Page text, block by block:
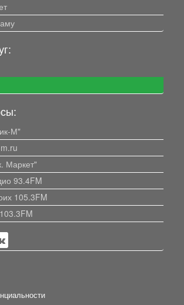
М"
Маркет"
93.4FM
105.3FM